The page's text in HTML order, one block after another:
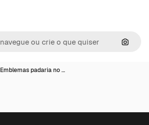
Emblemas padaria no …